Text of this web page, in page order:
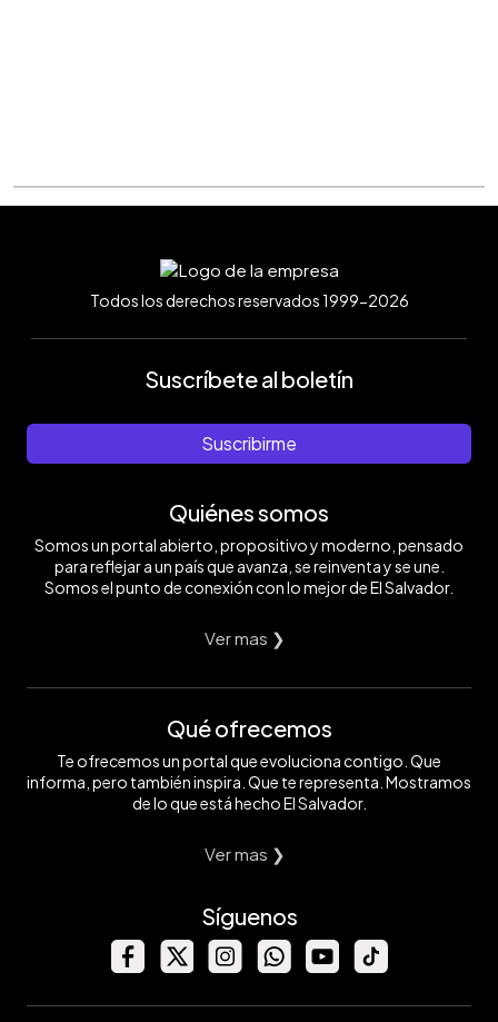
Todos los derechos reservados 1999-2026
Suscríbete al boletín
Suscribirme
Quiénes somos
Somos un portal abierto, propositivo y moderno, pensado
para reflejar a un país que avanza, se reinventa y se une.
Somos el punto de conexión con lo mejor de El Salvador.
Ver mas ❯
Qué ofrecemos
Te ofrecemos un portal que evoluciona contigo. Que
informa, pero también inspira. Que te representa. Mostramos
de lo que está hecho El Salvador.
Ver mas ❯
Síguenos